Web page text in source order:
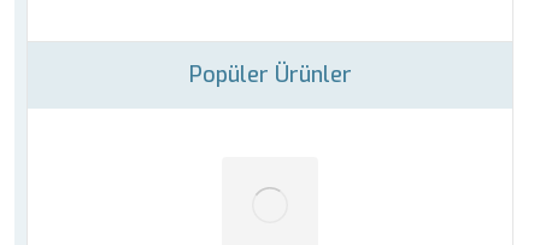
Popüler Ürünler